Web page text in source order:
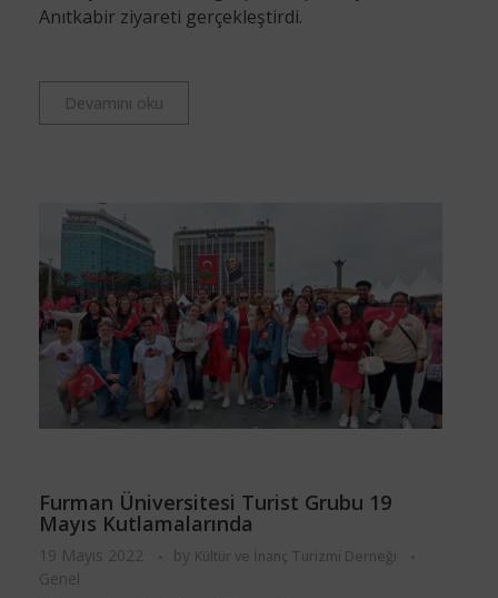
Anıtkabir ziyareti gerçekleştirdi.
Devamını oku
Furman Üniversitesi Turist Grubu 19
Mayıs Kutlamalarında
19 Mayıs 2022 by Kültür ve İnanç Turizmi Derneği
Genel